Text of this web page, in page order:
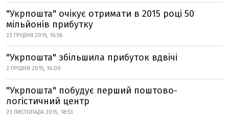
"Укрпошта" очікує отримати в 2015 році 50
мільйонів прибутку
22 ГРУДНЯ 2015, 16:56
"Укрпошта" збільшила прибуток вдвічі
2 ГРУДНЯ 2015, 16:00
"Укрпошта" побудує перший поштово-
логістичний центр
23 ЛИСТОПАДА 2015, 18:53